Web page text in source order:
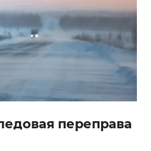
переправа